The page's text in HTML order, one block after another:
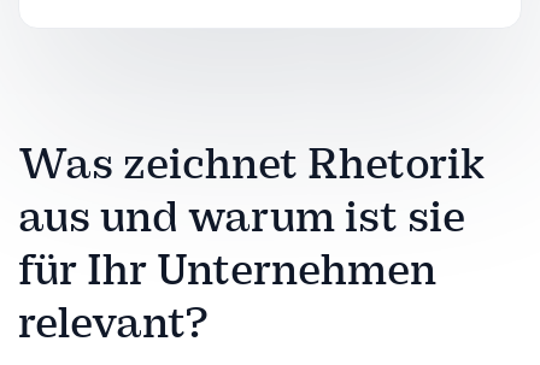
Was zeichnet Rhetorik
aus und warum ist sie
für Ihr Unternehmen
relevant?